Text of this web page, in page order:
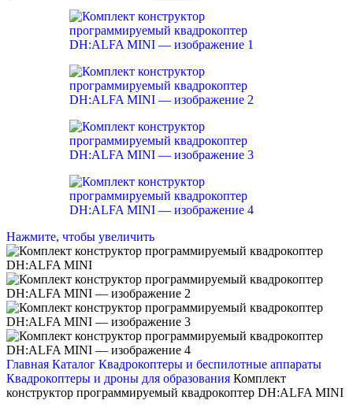
Нажмите, чтобы увеличить
Главная Каталог Квадрокоптеры и беспилотные аппараты
Квадрокоптеры и дроны для образования Комплект
конструктор программируемый квадрокоптер DH:ALFA MINI